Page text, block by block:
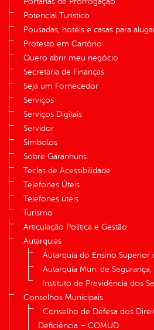
Potencial Turístico
Pousadas, hotéis e casas para
Protesto em Cartório
Quero abrir meu negócio
Secretaria de Finanças
Seja um Fornecedor
Serviços
Serviços Digitais
Servidor
Símbolos
Sobre Garanhuns
Teclas de Acessibilidade
Telefones Úteis
Telefones úteis
Turismo
Articulação Política e Gestão
Autarquias
Autarquia do Ensino Superior
Autarquia Mun. de
Instituto de Previdência dos
Conselhos Municipais
Conselho de Defesa dos
Deficiência – COMUD